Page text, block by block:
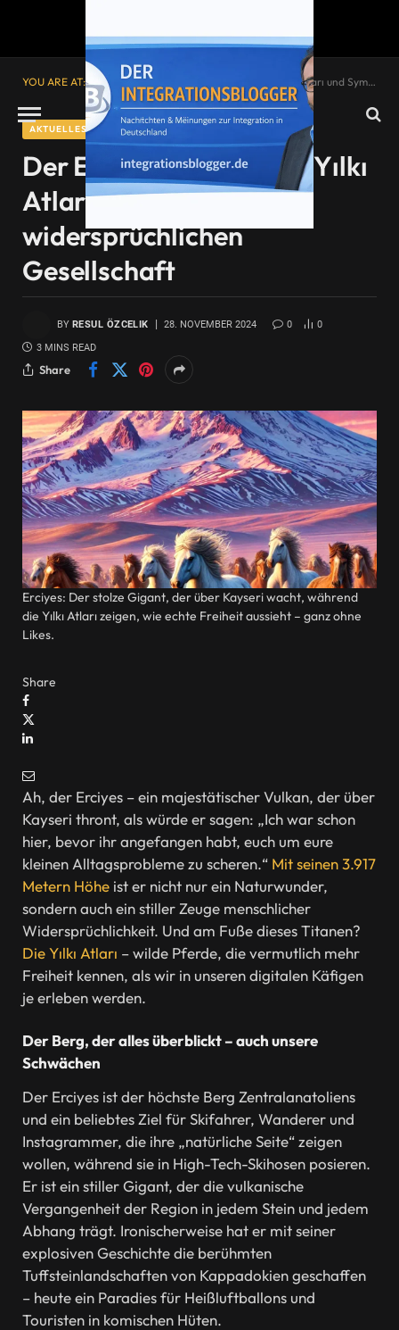
YOU ARE AT: Startseite» Der Erciyes: Heimat der Yılkı Atları und Symbol einer widersprüchlichen Gesellschaft
AKTUELLES
Der Erciyes: Heimat der Yılkı
Atları und Symbol einer
widersprüchlichen
Gesellschaft
BY RESUL ÖZCELIK 28. NOVEMBER 2024 0 0
3 MINS READ
Share
Erciyes: Der stolze Gigant, der über Kayseri wacht, während
die Yılkı Atları zeigen, wie echte Freiheit aussieht – ganz ohne
Likes.
Share
Ah, der Erciyes – ein majestätischer Vulkan, der über
Kayseri thront, als würde er sagen: „Ich war schon
hier, bevor ihr angefangen habt, euch um eure
kleinen Alltagsprobleme zu scheren.“ Mit seinen 3.917
Metern Höhe ist er nicht nur ein Naturwunder,
sondern auch ein stiller Zeuge menschlicher
Widersprüchlichkeit. Und am Fuße dieses Titanen?
Die Yılkı Atları – wilde Pferde, die vermutlich mehr
Freiheit kennen, als wir in unseren digitalen Käfigen
je erleben werden.
Der Berg, der alles überblickt – auch unsere
Schwächen
Der Erciyes ist der höchste Berg Zentralanatoliens
und ein beliebtes Ziel für Skifahrer, Wanderer und
Instagrammer, die ihre „natürliche Seite“ zeigen
wollen, während sie in High-Tech-Skihosen posieren.
Er ist ein stiller Gigant, der die vulkanische
Vergangenheit der Region in jedem Stein und jedem
Abhang trägt. Ironischerweise hat er mit seiner
explosiven Geschichte die berühmten
Tuffsteinlandschaften von Kappadokien geschaffen
– heute ein Paradies für Heißluftballons und
Touristen in komischen Hüten.